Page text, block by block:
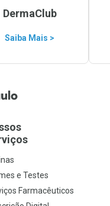
DermaClub
Saiba Mais >
e Testes
Farmacêuticos